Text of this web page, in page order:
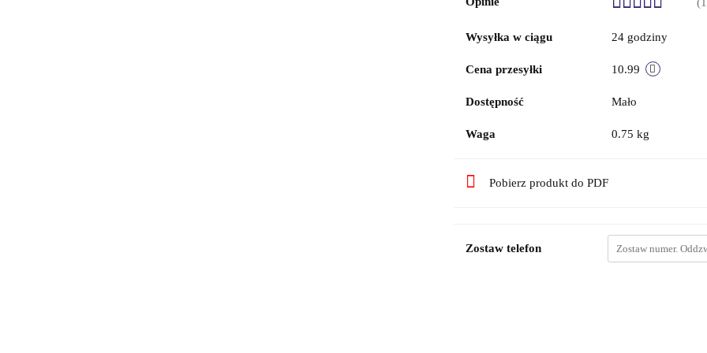
Wysyłka w ciągu 24 godziny
Cena przesyłki 10.99
Dostępność Mało
Waga 0.75 kg
Pobierz produkt do PDF
Zostaw telefon